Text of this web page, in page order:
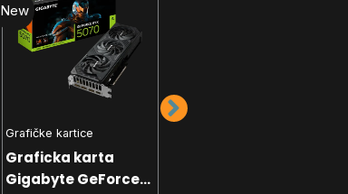
New
Grafičke kartice
Graficka karta
Gigabyte GeForce